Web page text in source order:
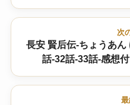
次
長安 賢后伝-ちょうあ
話-32話-33話-感想
最